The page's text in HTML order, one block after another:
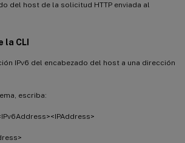
del host de la solicitud HTTP enviada al
la CLI
IPv6 del encabezado del host a una dirección
escriba: